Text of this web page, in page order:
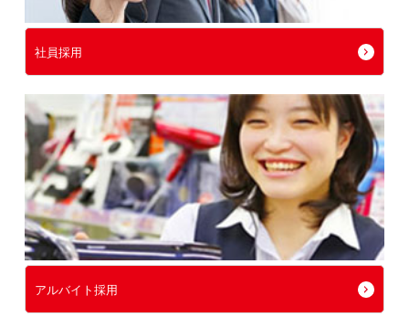
社員採用
アルバイト採用